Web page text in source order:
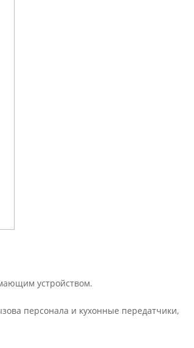
устройством.
персонала и кухонные передатчики,